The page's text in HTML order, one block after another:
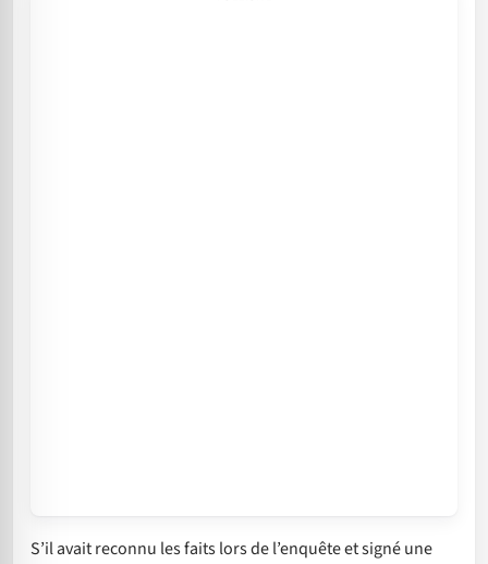
S’il avait reconnu les faits lors de l’enquête et signé une